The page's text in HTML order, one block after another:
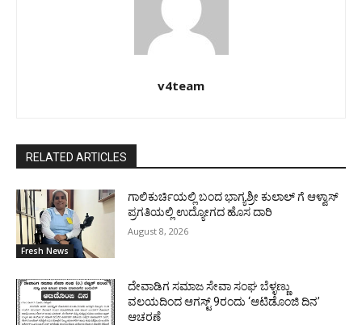
v4team
RELATED ARTICLES
Fresh News
ಗಾಲಿಕುರ್ಚಿಯಲ್ಲಿ ಬಂದ ಭಾಗ್ಯಶ್ರೀ ಕುಲಾಲ್ ಗೆ ಆಳ್ವಾಸ್
ಪ್ರಗತಿಯಲ್ಲಿ ಉದ್ಯೋಗದ ಹೊಸ ದಾರಿ
August 8, 2026
ದೇವಾಡಿಗ ಸಮಾಜ ಸೇವಾ ಸಂಘ ಬೆಳ್ಳಣ್ಣು
ವಲಯದಿಂದ ಆಗಸ್ಟ್ 9ರಂದು ‘ಆಟಿಡೊಂಜಿ ದಿನ’
ಆಚರಣೆ